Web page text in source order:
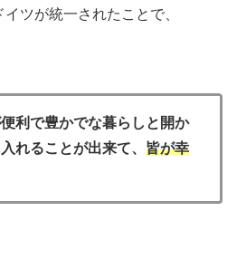
ツが統一されたことで、
利で豊かでな暮らしと開か
れることが出来て、 皆が幸